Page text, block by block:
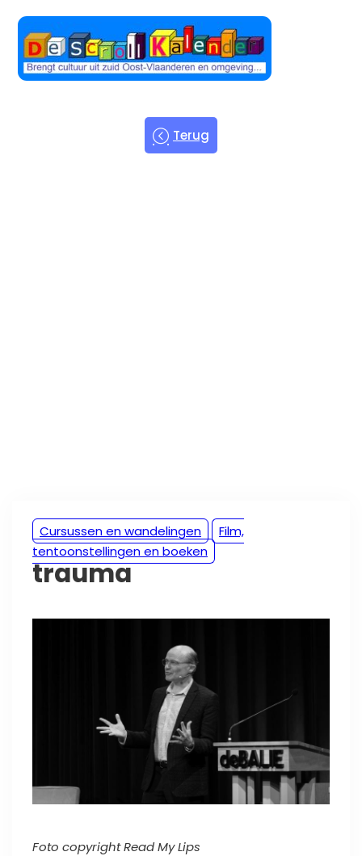
Terug
Cursussen en wandelingen
Film,
tentoonstellingen en boeken
trauma
Foto copyright Read My Lips